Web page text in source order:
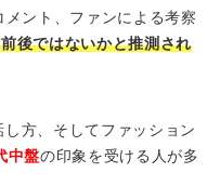
ント、ファンによる考察
後ではないかと推測され
方、そしてファッション
中盤の印象を受ける人が多